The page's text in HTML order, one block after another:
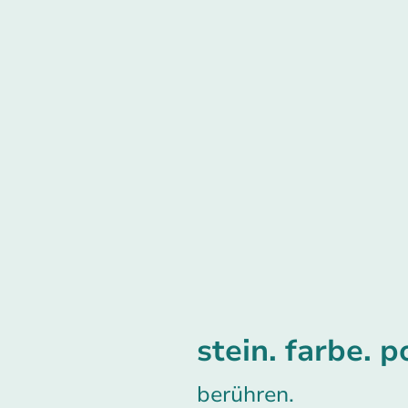
stein. farbe.
berühren.